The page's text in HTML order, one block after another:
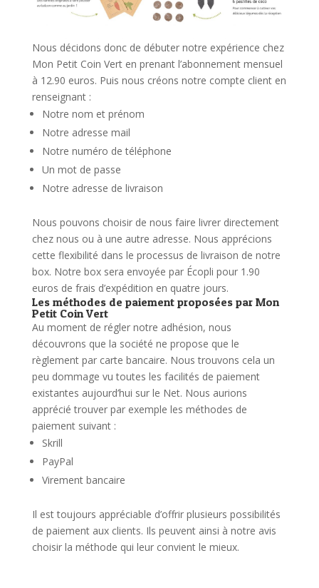
Nous décidons donc de débuter notre expérience chez
Mon Petit Coin Vert en prenant l’abonnement mensuel
à 12.90 euros. Puis nous créons notre compte client en
renseignant :
Notre nom et prénom
Notre adresse mail
Notre numéro de téléphone
Un mot de passe
Notre adresse de livraison
Nous pouvons choisir de nous faire livrer directement
chez nous ou à une autre adresse. Nous apprécions
cette flexibilité dans le processus de livraison de notre
box. Notre box sera envoyée par Écopli pour 1.90
euros de frais d’expédition en quatre jours.
Les méthodes de paiement proposées par Mon
Petit Coin Vert
Au moment de régler notre adhésion, nous
découvrons que la société ne propose que le
règlement par carte bancaire. Nous trouvons cela un
peu dommage vu toutes les facilités de paiement
existantes aujourd’hui sur le Net. Nous aurions
apprécié trouver par exemple les méthodes de
paiement suivant :
Skrill
PayPal
Virement bancaire
Il est toujours appréciable d’offrir plusieurs possibilités
de paiement aux clients. Ils peuvent ainsi à notre avis
choisir la méthode qui leur convient le mieux.